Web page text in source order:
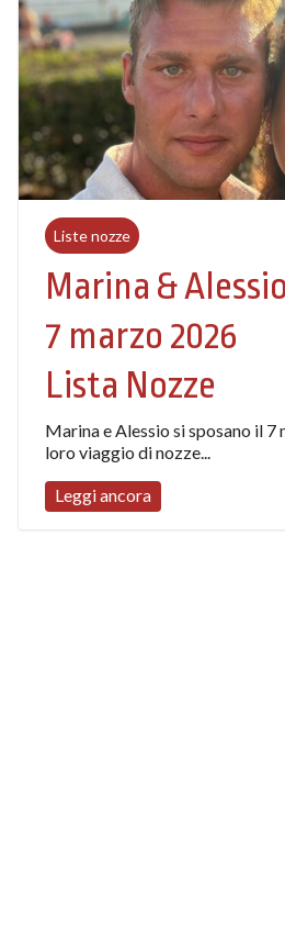
Liste nozze
Marina & Alessio
7 marzo 2026
Lista Nozze
Marina e Alessio si sposano il
loro viaggio di nozze...
Leggi ancora